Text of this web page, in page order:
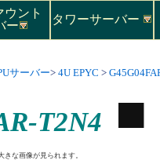
ウント
ー
タワーサーバー
サーバー> 4U EPYC >
T2N4
な画像が見られます。